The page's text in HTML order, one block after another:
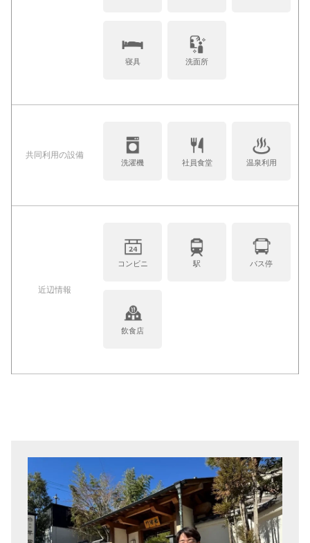
寝具 洗面所
共同利⽤の設備
洗濯機 社員食堂 温泉利用
近辺情報
コンビニ 駅 バス停
飲食店